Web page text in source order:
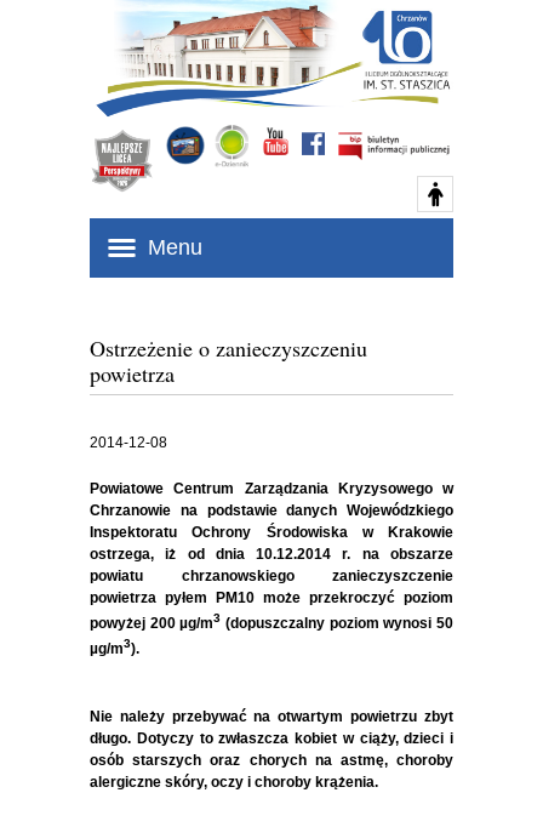
Menu
Ostrzeżenie o zanieczyszczeniu
powietrza
2014-12-08
Powiatowe Centrum Zarządzania Kryzysowego w
Chrzanowie na podstawie danych Wojewódzkiego
Inspektoratu Ochrony Środowiska w Krakowie
ostrzega, iż od dnia 10.12.2014 r. na obszarze
powiatu chrzanowskiego zanieczyszczenie
powietrza pyłem PM10 może przekroczyć poziom
powyżej 200 µg/m3 (dopuszczalny poziom wynosi 50
µg/m3).
Nie należy przebywać na otwartym powietrzu zbyt
długo. Dotyczy to zwłaszcza kobiet w ciąży, dzieci i
osób starszych oraz chorych na astmę, choroby
alergiczne skóry, oczy i choroby krążenia.